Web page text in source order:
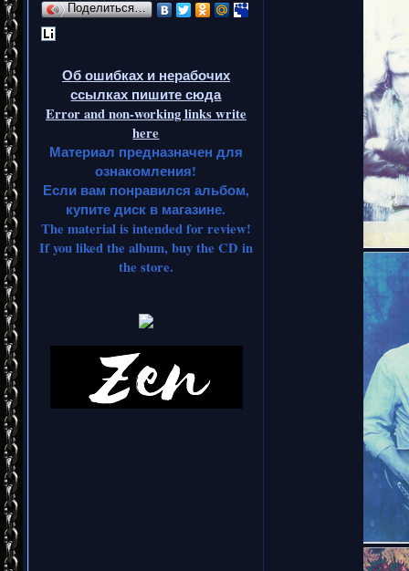
Поделиться…
Об ошибках и нерабочих
ссылках пишите сюда
Error and non-working links write
here
Материал предназначен для
ознакомления!
Если вам понравился альбом,
купите диск в магазине.
The material is intended for review!
If you liked the album, buy the CD in
the store.